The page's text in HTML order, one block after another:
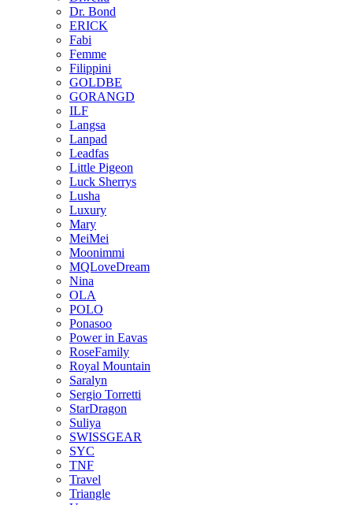
Dr. Bond
ERICK
Fabi
Femme
Filippini
GOLDBE
GORANGD
ILF
Langsa
Lanpad
Leadfas
Little Pigeon
Luck Sherrys
Lusha
Luxury
Mary
MeiMei
Moonimmi
MQLoveDream
Nina
OLA
POLO
Ponasoo
Power in Eavas
RoseFamily
Royal Mountain
Saralyn
Sergio Torretti
StarDragon
Suliya
SWISSGEAR
SYC
TNF
Travel
Triangle